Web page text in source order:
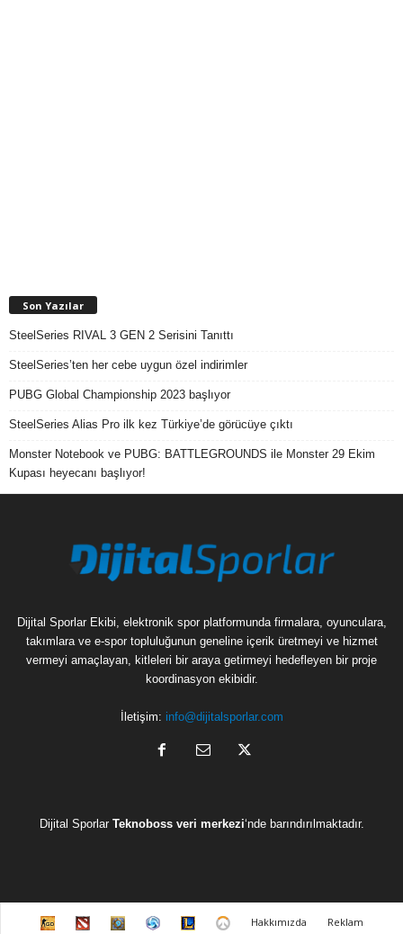
Son Yazılar
SteelSeries RIVAL 3 GEN 2 Serisini Tanıttı
SteelSeries’ten her cebe uygun özel indirimler
PUBG Global Championship 2023 başlıyor
SteelSeries Alias Pro ilk kez Türkiye’de görücüye çıktı
Monster Notebook ve PUBG: BATTLEGROUNDS ile Monster 29 Ekim
Kupası heyecanı başlıyor!
Dijital Sporlar Ekibi, elektronik spor platformunda firmalara, oyunculara,
takımlara ve e-spor topluluğunun geneline içerik üretmeyi ve hizmet
vermeyi amaçlayan, kitleleri bir araya getirmeyi hedefleyen bir proje
koordinasyon ekibidir.
İletişim: info@dijitalsporlar.com
Dijital Sporlar Teknoboss veri merkezi‘nde barındırılmaktadır.
C D H H L O Hakkımızda Reklam